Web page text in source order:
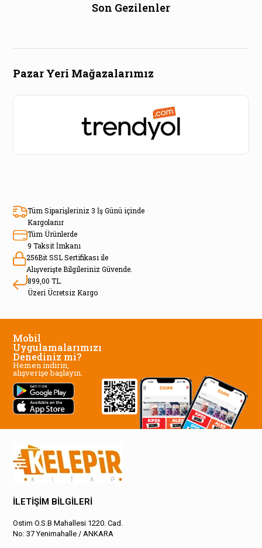
Son Gezilenler
Pazar Yeri Mağazalarımız
Tüm Siparişleriniz 3 İş Günü içinde
Kargolanır
Tüm Ürünlerde
9 Taksit İmkanı
256Bit SSL Sertifikası ile
Alışverişte Bilgileriniz Güvende.
899,00 TL.
Üzeri Ücretsiz Kargo
Mobil
Uygulamalarımızı
Denediniz mi?
Hemen indirin,
alışverişe başlayın.
İLETİŞİM BİLGİLERİ
Ostim O.S.B Mahallesi 1220. Cad.
No: 37 Yenimahalle / ANKARA